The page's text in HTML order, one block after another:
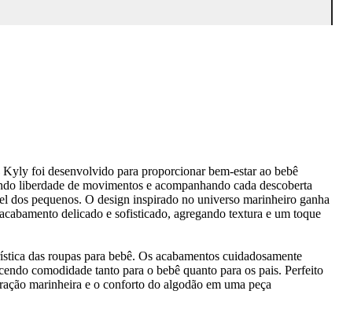
foi desenvolvido para proporcionar bem-estar ao bebê
liberdade de movimentos e acompanhando cada descoberta
dos pequenos. O design inspirado no universo marinheiro ganha
delicado e sofisticado, agregando textura e um toque
das roupas para bebê. Os acabamentos cuidadosamente
comodidade tanto para o bebê quanto para os pais. Perfeito
marinheira e o conforto do algodão em uma peça